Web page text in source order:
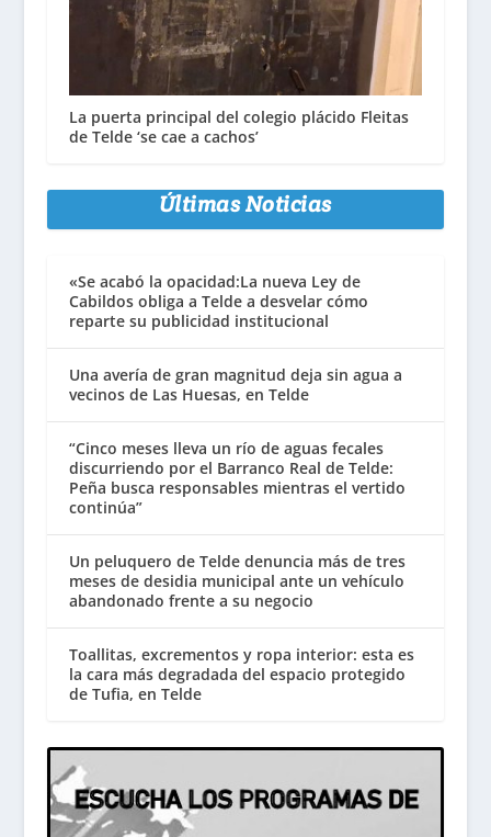
La puerta principal del colegio plácido Fleitas
de Telde ‘se cae a cachos’
Últimas Noticias
«Se acabó la opacidad:La nueva Ley de
Cabildos obliga a Telde a desvelar cómo
reparte su publicidad institucional
Una avería de gran magnitud deja sin agua a
vecinos de Las Huesas, en Telde
“Cinco meses lleva un río de aguas fecales
discurriendo por el Barranco Real de Telde:
Peña busca responsables mientras el vertido
continúa”
Un peluquero de Telde denuncia más de tres
meses de desidia municipal ante un vehículo
abandonado frente a su negocio
Toallitas, excrementos y ropa interior: esta es
la cara más degradada del espacio protegido
de Tufia, en Telde